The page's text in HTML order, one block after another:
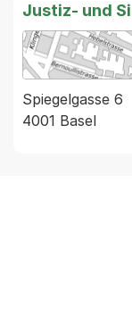
Justiz- und
Spiegelgasse 6
4001 Basel